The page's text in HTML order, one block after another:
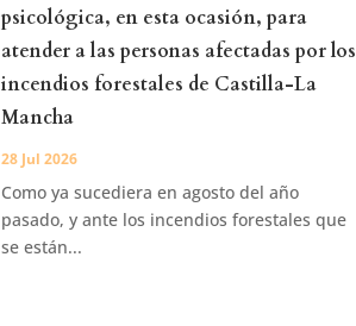
psicológica, en esta ocasión, para
atender a las personas afectadas por los
incendios forestales de Castilla-La
Mancha
28 Jul 2026
Como ya sucediera en agosto del año
pasado, y ante los incendios forestales que
se están...